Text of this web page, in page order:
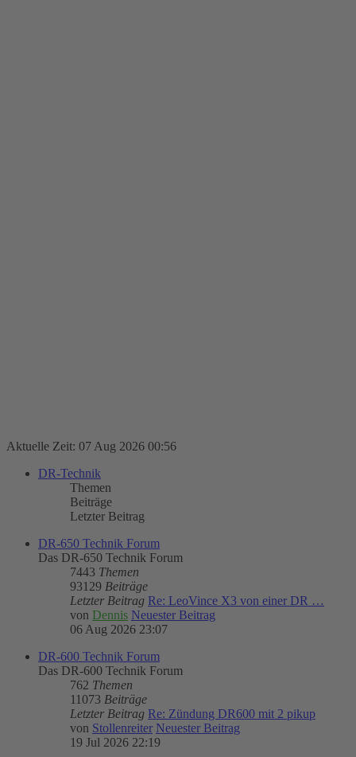
Aktuelle Zeit: 07 Aug 2026 00:56
DR-Technik
Themen
Beiträge
Letzter Beitrag
DR-650 Technik Forum
Das DR-650 Technik Forum
7443 Themen
93129 Beiträge
Letzter Beitrag Re: LeoVince X3 von einer DR …
von Dennis Neuester Beitrag
06 Aug 2026 23:07
DR-600 Technik Forum
Das DR-600 Technik Forum
762 Themen
11073 Beiträge
Letzter Beitrag Re: Zündung DR600 mit 2 pikup
von Stollenreiter Neuester Beitrag
19 Jul 2026 22:19